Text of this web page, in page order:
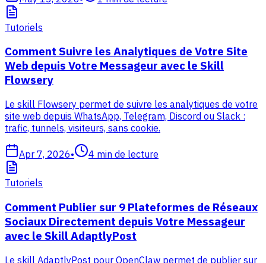
Tutoriels
Comment Suivre les Analytiques de Votre Site
Web depuis Votre Messageur avec le Skill
Flowsery
Le skill Flowsery permet de suivre les analytiques de votre
site web depuis WhatsApp, Telegram, Discord ou Slack :
trafic, tunnels, visiteurs, sans cookie.
Apr 7, 2026• 4 min de lecture
Tutoriels
Comment Publier sur 9 Plateformes de Réseaux
Sociaux Directement depuis Votre Messageur
avec le Skill AdaptlyPost
Le skill AdaptlyPost pour OpenClaw permet de publier sur